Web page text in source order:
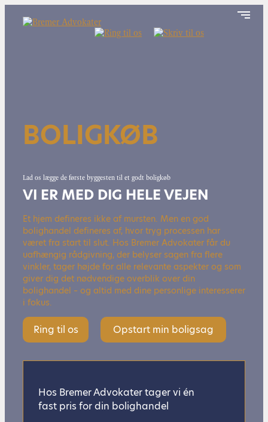
BOLIGKØB
Lad os lægge de første byggesten til et godt boligkøb
VI ER MED DIG HELE VEJEN
Et hjem defineres ikke af mursten. Men en god
bolighandel defineres af, hvor tryg processen har
været fra start til slut. Hos Bremer Advokater får du
uafhængig rådgivning, der belyser sagen fra flere
vinkler, tager højde for alle relevante aspekter og som
giver dig det nødvendige overblik over din
bolighandel – og altid med dine personlige interesserer
i fokus.
Ring til os Opstart min boligsag
Hos Bremer Advokater tager vi én
fast pris for din bolighandel